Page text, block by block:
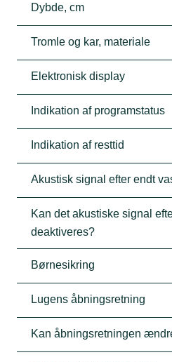
Dybde, cm
Tromle og kar, materiale
Elektronisk display
Indikation af programstatus
Indikation af resttid
Akustisk signal efter endt
Kan det akustiske signal
deaktiveres?
Børnesikring
Lugens åbningsretning
Kan åbningsretningen